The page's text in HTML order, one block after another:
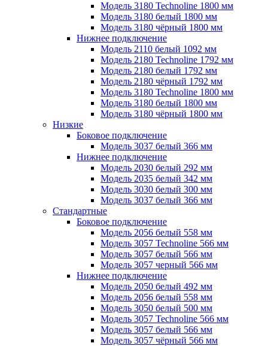
Модель 3180 Technoline 1800 мм
Модель 3180 белый 1800 мм
Модель 3180 чёрный 1800 мм
Нижнее подключение
Модель 2110 белый 1092 мм
Модель 2180 Technoline 1792 мм
Модель 2180 белый 1792 мм
Модель 2180 чёрный 1792 мм
Модель 3180 Technoline 1800 мм
Модель 3180 белый 1800 мм
Модель 3180 чёрный 1800 мм
Низкие
Боковое подключение
Модель 3037 белый 366 мм
Нижнее подключение
Модель 2030 белый 292 мм
Модель 2035 белый 342 мм
Модель 3030 белый 300 мм
Модель 3037 белый 366 мм
Стандартные
Боковое подключение
Модель 2056 белый 558 мм
Модель 3057 Technoline 566 мм
Модель 3057 белый 566 мм
Модель 3057 черный 566 мм
Нижнее подключение
Модель 2050 белый 492 мм
Модель 2056 белый 558 мм
Модель 3050 белый 500 мм
Модель 3057 Technoline 566 мм
Модель 3057 белый 566 мм
Модель 3057 чёрный 566 мм